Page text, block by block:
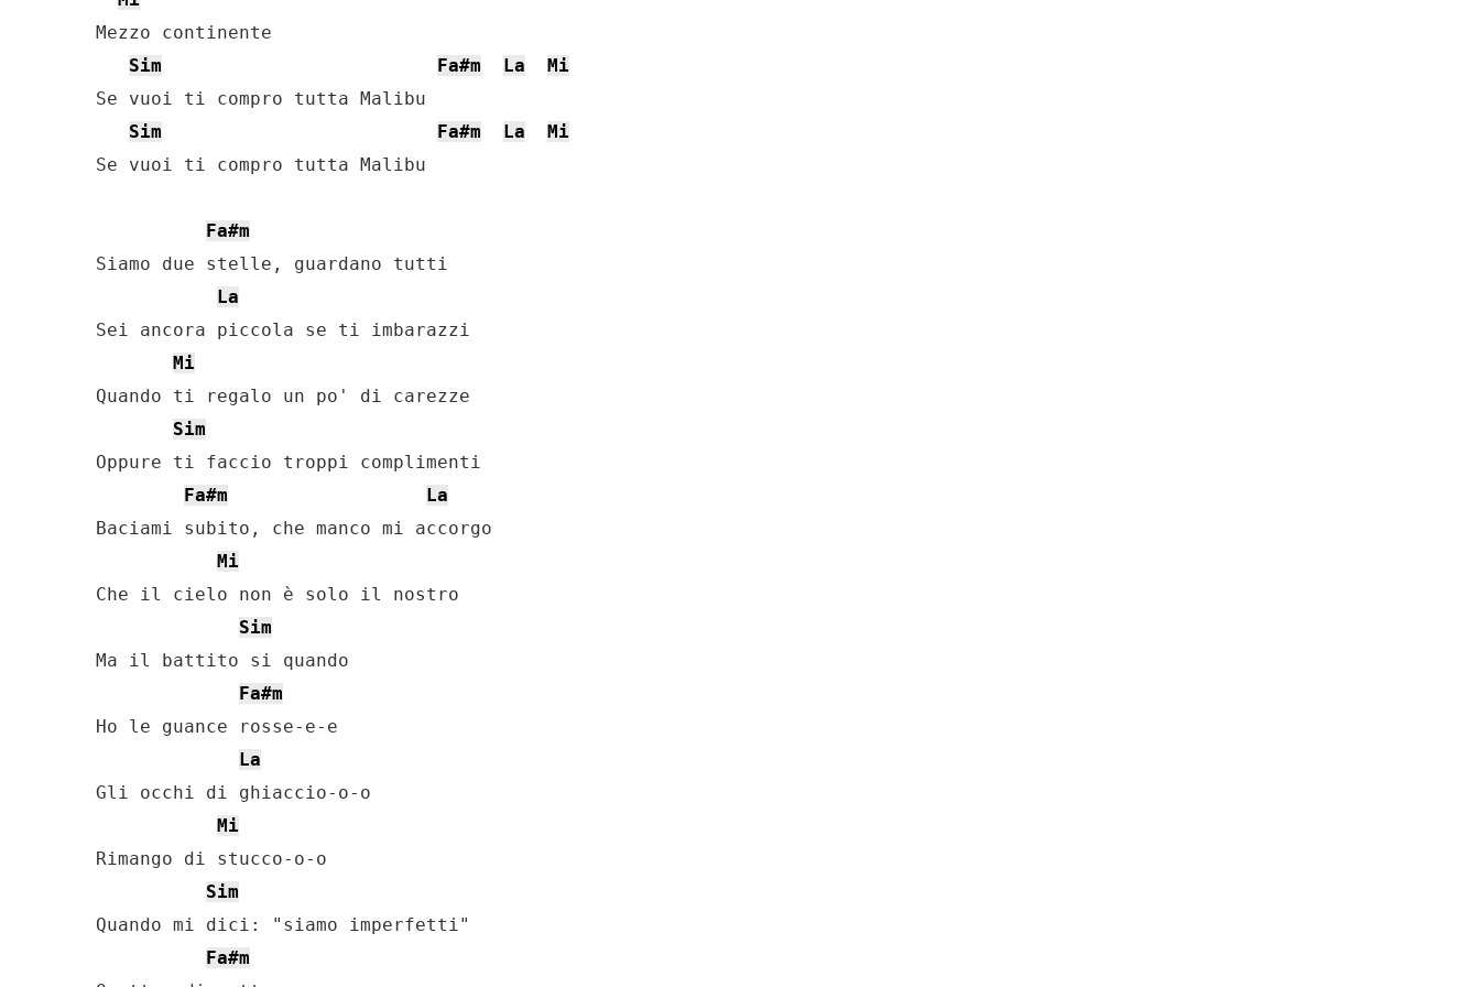
Mezzo continente
Sim
Fa#m La
Mi
Se vuoi ti compro tutta Malibu
Sim
Fa#m La
Mi
Se vuoi ti compro tutta Malibu
Fa#m
Siamo due stelle, guardano tutti
La
Sei ancora piccola se ti imbarazzi
Mi
Quando ti regalo un po' di carezze
Sim
Oppure ti faccio troppi complimenti
Fa#m
La
Baciami subito, che manco mi accorgo
Mi
Che il cielo non è solo il nostro
Sim
Ma il battito si quando
Fa#m
Ho le guance rosse-e-e
La
Gli occhi di ghiaccio-o-o
Mi
Rimango di stucco-o-o
Sim
Quando mi dici: "siamo imperfetti"
Fa#m